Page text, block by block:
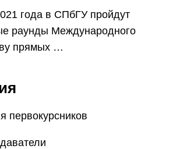
года в СПбГУ пройдут
раунды Международного
прямых …
первокурсников